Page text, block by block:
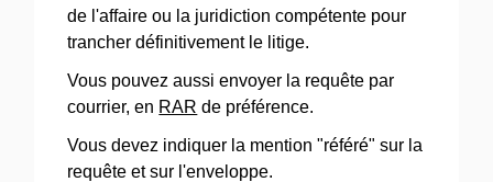
de l'affaire ou la juridiction compétente pour
trancher définitivement le litige.
Vous pouvez aussi envoyer la requête par
courrier, en RAR de préférence.
Vous devez indiquer la mention "référé" sur la
requête et sur l'enveloppe.